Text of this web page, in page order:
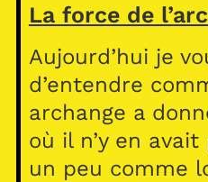
La force de
Aujourd’hui je
d’entendre
archange a
où il n’y en
un peu comme